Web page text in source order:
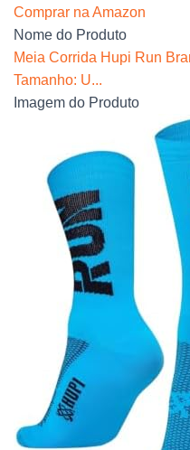
Comprar na Amazon
Nome do Produto
Meia Corrida Hupi Run
Tamanho: U...
Imagem do Produto